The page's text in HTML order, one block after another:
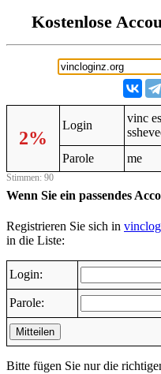
Kostenlose
2%
Login
vinc
Parole
me
Stimmen: 90
Wenn Sie ein passendes
Registrieren Sie sich in
in die Liste:
Login:
Parole:
Mitteilen
Bitte fügen Sie nur die